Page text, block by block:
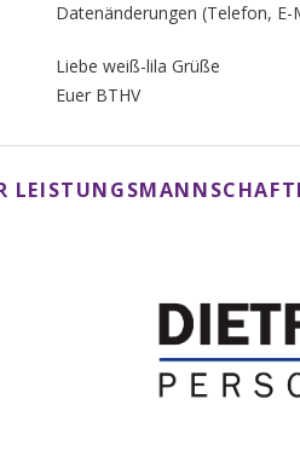
Datenänderungen (Telefon,
Liebe weiß-lila Grüße
Euer BTHV